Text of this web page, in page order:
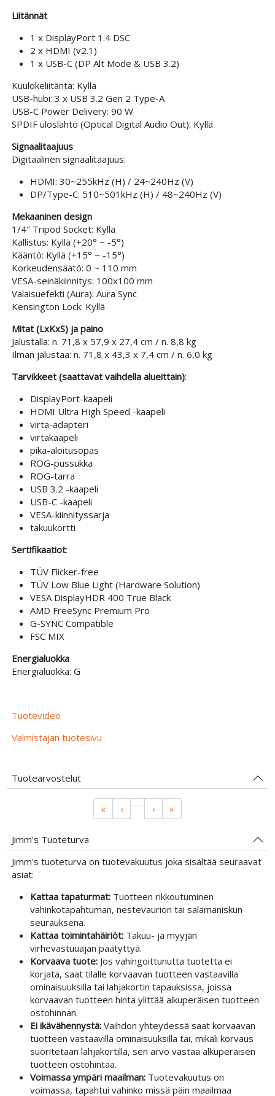
Liitännät
1 x DisplayPort 1.4 DSC
2 x HDMI (v2.1)
1 x USB-C (DP Alt Mode & USB 3.2)
Kuulokeliitäntä: Kyllä
USB-hubi: 3 x USB 3.2 Gen 2 Type-A
USB-C Power Delivery: 90 W
SPDIF uloslähtö (Optical Digital Audio Out): Kyllä
Signaalitaajuus
Digitaalinen signaalitaajuus:
HDMI: 30~255kHz (H) / 24~240Hz (V)
DP/Type-C: 510~501kHz (H) / 48~240Hz (V)
Mekaaninen design
1/4" Tripod Socket: Kyllä
Kallistus: Kyllä (+20° ~ -5°)
Kääntö: Kyllä (+15° ~ -15°)
Korkeudensäätö: 0 ~ 110 mm
VESA-seinäkiinnitys: 100x100 mm
Valaisuefekti (Aura): Aura Sync
Kensington Lock: Kyllä
Mitat (LxKxS) ja paino
Jalustalla: n. 71,8 x 57,9 x 27,4 cm / n. 8,8 kg
Ilman jalustaa: n. 71,8 x 43,3 x 7,4 cm / n. 6,0 kg
Tarvikkeet (saattavat vaihdella alueittain):
DisplayPort-kaapeli
HDMI Ultra High Speed -kaapeli
virta-adapteri
virtakaapeli
pika-aloitusopas
ROG-pussukka
ROG-tarra
USB 3.2 -kaapeli
USB-C -kaapeli
VESA-kiinnityssarja
takuukortti
Sertifikaatiot:
TÜV Flicker-free
TÜV Low Blue Light (Hardware Solution)
VESA DisplayHDR 400 True Black
AMD FreeSync Premium Pro
G-SYNC Compatible
FSC MIX
Energialuokka
Energialuokka: G
Tuotevideo
Valmistajan tuotesivu
Tuotearvostelut
« ‹ › »
Jimm's Tuoteturva
Jimm's tuoteturva on tuotevakuutus joka sisältää seuraavat
asiat:
Kattaa tapaturmat:Tuotteen rikkoutuminen
vahinkotapahtuman, nestevaurion tai salamaniskun
seurauksena.
Kattaa toimintahäiriöt:Takuu- ja myyjän
virhevastuuajan päätyttyä.
Korvaava tuote:Jos vahingoittunutta tuotetta ei
korjata, saat tilalle korvaavan tuotteen vastaavilla
ominaisuuksilla tai lahjakortin tapauksissa, joissa
korvaavan tuotteen hinta ylittää alkuperäisen tuotteen
ostohinnan.
Ei ikävähennystä:Vaihdon yhteydessä saat korvaavan
tuotteen vastaavilla ominaisuuksilla tai, mikäli korvaus
suoritetaan lahjakortilla, sen arvo vastaa alkuperäisen
tuotteen ostohintaa.
Voimassa ympäri maailman:Tuotevakuutus on
voimassa, tapahtui vahinko missä päin maailmaa